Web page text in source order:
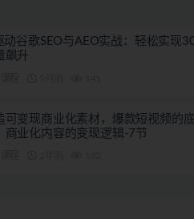
动谷歌SEO与AEO实战：轻松实现
飙升
可变现商业化素材，爆款短视频的
商业化内容的变现逻辑-7节